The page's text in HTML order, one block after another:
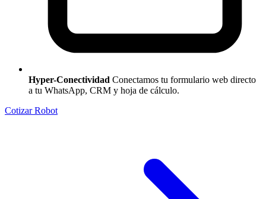
Hyper-Conectividad Conectamos tu formulario web directo
a tu WhatsApp, CRM y hoja de cálculo.
Cotizar Robot